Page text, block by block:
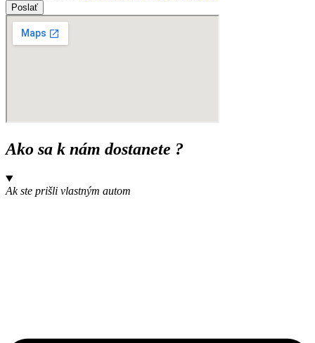
Poslať
Ako sa k nám dostanete ?
Ak ste prišli vlastným autom